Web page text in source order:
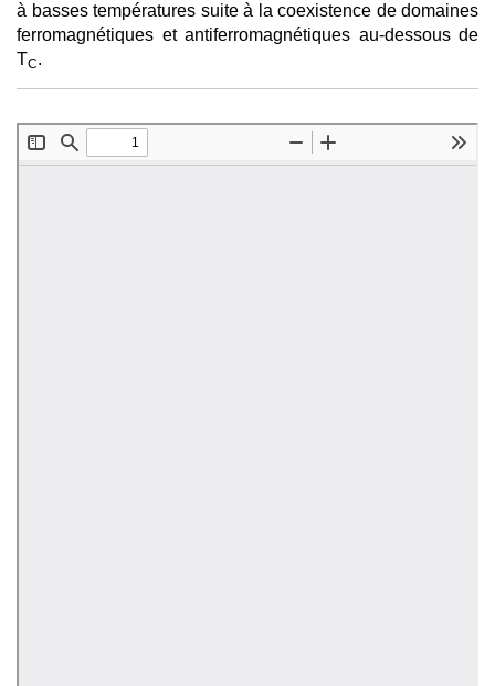
à basses températures suite à la coexistence de domaines
ferromagnétiques et antiferromagnétiques au-dessous de
TC.